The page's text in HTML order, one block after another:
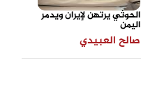
الحوثي يرتهن لإيران ويدمر
اليمن
صالح العبيدي